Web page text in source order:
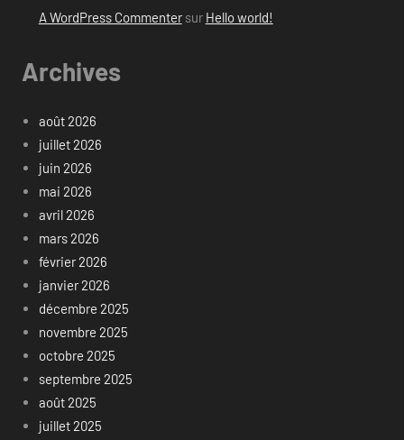
A WordPress Commentersur Hello world!
Archives
août 2026
juillet 2026
juin 2026
mai 2026
avril 2026
mars 2026
février 2026
janvier 2026
décembre 2025
novembre 2025
octobre 2025
septembre 2025
août 2025
juillet 2025